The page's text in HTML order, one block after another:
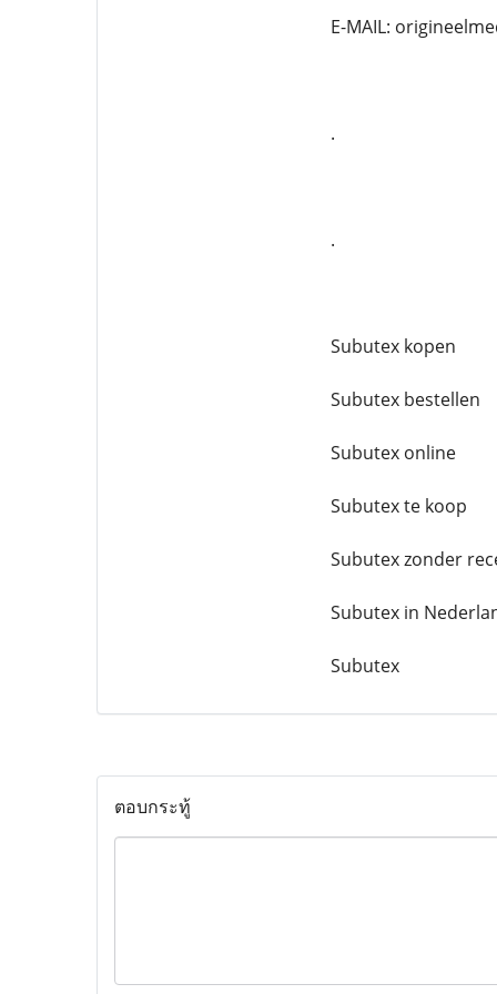
E-MAIL:
.
.
Subutex kopen
Subutex bestellen
Subutex online
Subutex te koop
Subutex zonder
Subutex in
Subutex
ตอบกระทู้